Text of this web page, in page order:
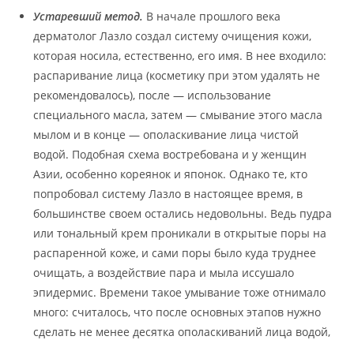
Устаревший метод. В начале прошлого века
дерматолог Лазло создал систему очищения кожи,
которая носила, естественно, его имя. В нее входило:
распаривание лица (косметику при этом удалять не
рекомендовалось), после — использование
специального масла, затем — смывание этого масла
мылом и в конце — ополаскивание лица чистой
водой. Подобная схема востребована и у женщин
Азии, особенно кореянок и японок. Однако те, кто
попробовал систему Лазло в настоящее время, в
большинстве своем остались недовольны. Ведь пудра
или тональный крем проникали в открытые поры на
распаренной коже, и сами поры было куда труднее
очищать, а воздействие пара и мыла иссушало
эпидермис. Времени такое умывание тоже отнимало
много: считалось, что после основных этапов нужно
сделать не менее десятка ополаскиваний лица водой,